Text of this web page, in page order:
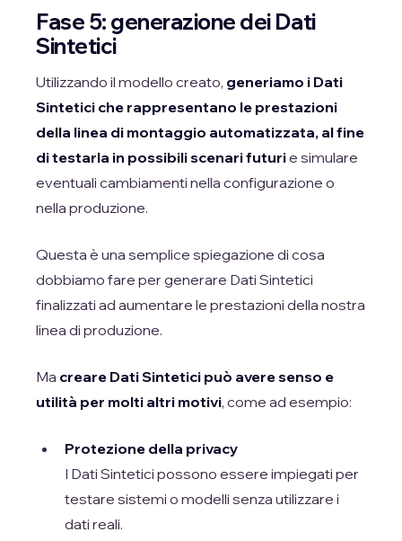
Fase 5: generazione dei Dati
Sintetici
Utilizzando il modello creato, generiamo i Dati
Sintetici che rappresentano le prestazioni
della linea di montaggio automatizzata, al fine
di testarla in possibili scenari futurie simulare
eventuali cambiamenti nella configurazione o
nella produzione.
Questa è una semplice spiegazione di cosa
dobbiamo fare per generare Dati Sintetici
finalizzati ad aumentare le prestazioni della nostra
linea di produzione.
Ma creare Dati Sintetici può avere senso e
utilità per molti altri motivi, come ad esempio:
Protezione della privacy
I Dati Sintetici possono essere impiegati per
testare sistemi o modelli senza utilizzare i
dati reali.